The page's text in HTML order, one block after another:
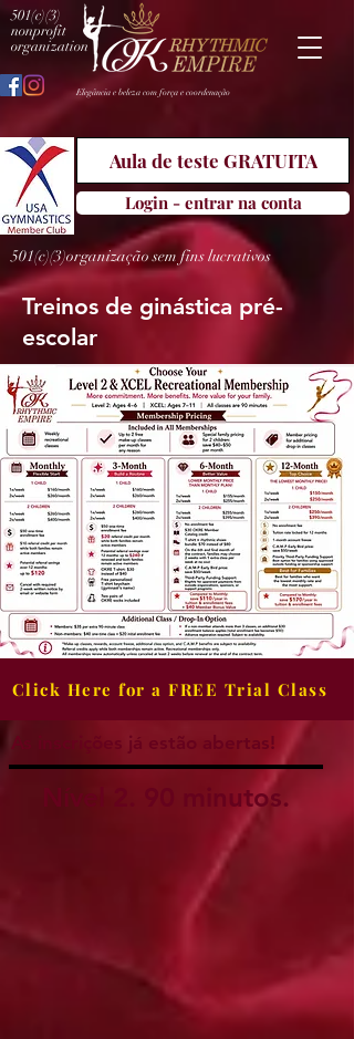
Elegância e beleza com força e coordenação
Aula de teste GRATUITA
501(c)(3)
nonprofit
organization
Login - entrar na conta
501(c)(3)organização sem fins lucrativos
Treinos de ginástica pré-
escolar
Click Here for a FREE Trial Class
As inscrições já estão abertas!
Nível 2. 90 minutos.